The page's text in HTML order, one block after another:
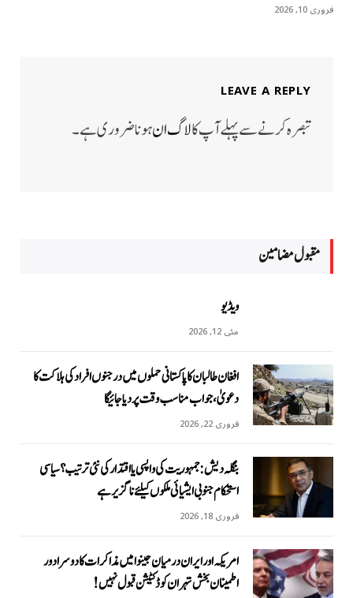
فروری 10, 2026
LEAVE A REPLY
تبصرہ کرنے سے پہلے آپ کالاگ انہونا ضروری ہے۔
مقبول مضامين
ویڈیو
مئی 12, 2026
افغان طالبان کا پاکستانی حملوں میں درجنوں افراد کی ہلاکت کا
دعویٰ، جواب مناسب وقت پر دیا جائیگا
فروری 22, 2026
بنگلہ دیش: جمہوریت کی واپسی یا اقتدار کی نئی ترتیب؟ سیاسی
استحکام جنوبی ایشیائی ملکوں کیلئے ناگزیر ہے
فروری 18, 2026
امریکہ اور ایران درمیان جینوا میں مذاکرات کا دوسرا دور
اطمینان بخش تہران کو ڈکٹیشن قبول نہیں!